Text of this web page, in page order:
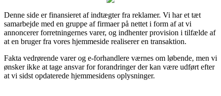
Denne side er finansieret af indtægter fra reklamer. Vi har et tæt
samarbejde med en gruppe af firmaer på nettet i form af at vi
annoncerer forretningernes varer, og indhenter provision i tilfælde af
at en bruger fra vores hjemmeside realiserer en transaktion.
Fakta vedrørende varer og e-forhandlere værnes om løbende, men vi
ønsker ikke at tage ansvar for forandringer der kan være udført efter
at vi sidst opdaterede hjemmesidens oplysninger.